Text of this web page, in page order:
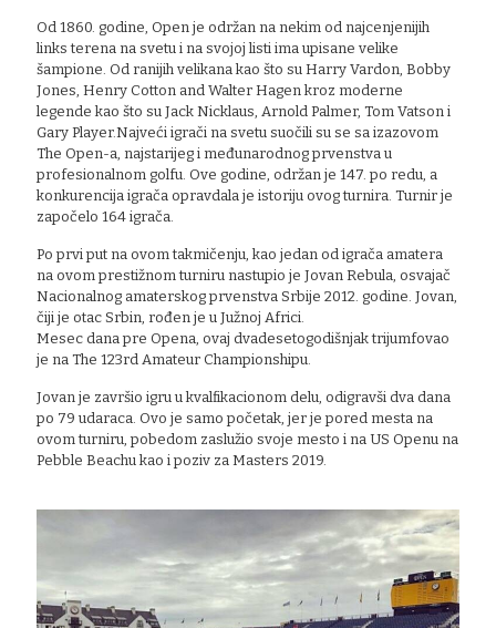
Od 1860. godine, Open je održan na nekim od najcenjenijih
links terena na svetu i na svojoj listi ima upisane velike
šampione. Od ranijih velikana kao što su Harry Vardon, Bobby
Jones, Henry Cotton and Walter Hagen kroz moderne
legende kao što su Jack Nicklaus, Arnold Palmer, Tom Vatson i
Gary Player.Najveći igrači na svetu suočili su se sa izazovom
The Open-a, najstarijeg i međunarodnog prvenstva u
profesionalnom golfu. Ove godine, održan je 147. po redu, a
konkurencija igrača opravdala je istoriju ovog turnira. Turnir je
započelo 164 igrača.
Po prvi put na ovom takmičenju, kao jedan od igrača amatera
na ovom prestižnom turniru nastupio je Jovan Rebula, osvajač
Nacionalnog amaterskog prvenstva Srbije 2012. godine. Jovan,
čiji je otac Srbin, rođen je u Južnoj Africi.
Mesec dana pre Opena, ovaj dvadesetogodišnjak trijumfovao
je na The 123rd Amateur Championshipu.
Jovan je završio igru u kvalfikacionom delu, odigravši dva dana
po 79 udaraca. Ovo je samo početak, jer je pored mesta na
ovom turniru, pobedom zaslužio svoje mesto i na US Openu na
Pebble Beachu kao i poziv za Masters 2019.